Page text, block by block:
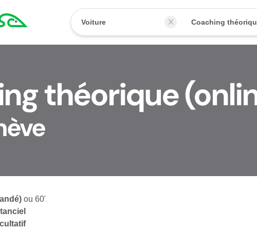
Voiture
théorique
ou 60'